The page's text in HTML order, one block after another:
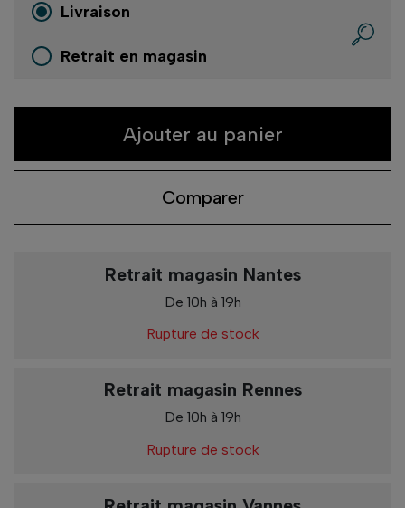
Livraison
Retrait en magasin
Ajouter au panier
Comparer
Retrait magasin Nantes
De 10h à 19h
Rupture de stock
Retrait magasin Rennes
De 10h à 19h
Rupture de stock